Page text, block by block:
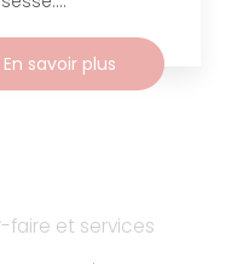
En savoir plus
faire et services